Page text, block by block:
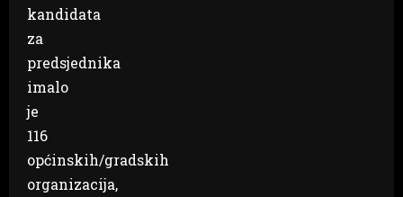
kandidata
za
predsjednika
imalo
je
116
općinskih/gradskih
organizacija,